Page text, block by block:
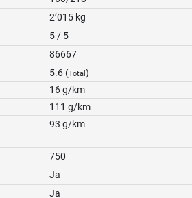
2’015 kg
5 / 5
86667
5.6 (Total )
16 g/km
111 g/km
93 g/km
750
Ja
Ja